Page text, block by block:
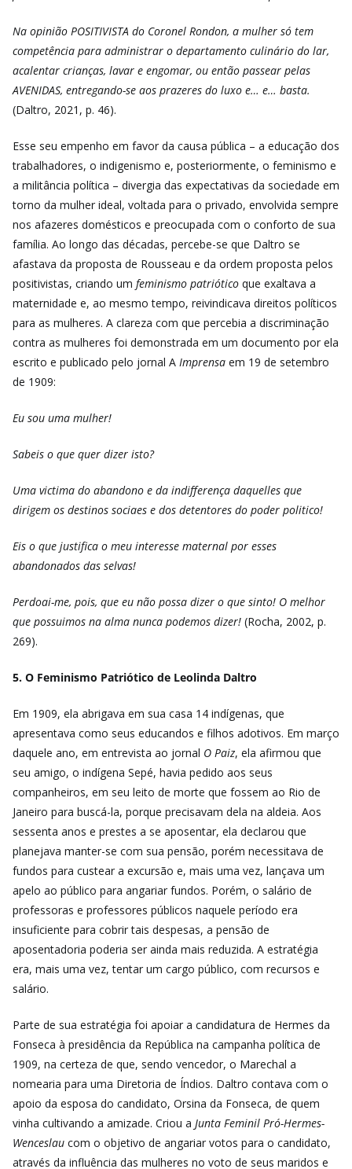
Na opinião POSITIVISTA do Coronel Rondon, a mulher só tem
competência para administrar o departamento culinário do lar,
acalentar crianças, lavar e engomar, ou então passear pelas
AVENIDAS, entregando-se aos prazeres do luxo e… e… basta.
(Daltro, 2021, p. 46).
Esse seu empenho em favor da causa pública – a educação dos
trabalhadores, o indigenismo e, posteriormente, o feminismo e
a militância política – divergia das expectativas da sociedade em
torno da mulher ideal, voltada para o privado, envolvida sempre
nos afazeres domésticos e preocupada com o conforto de sua
família. Ao longo das décadas, percebe-se que Daltro se
afastava da proposta de Rousseau e da ordem proposta pelos
positivistas, criando um feminismo patriótico que exaltava a
maternidade e, ao mesmo tempo, reivindicava direitos políticos
para as mulheres. A clareza com que percebia a discriminação
contra as mulheres foi demonstrada em um documento por ela
escrito e publicado pelo jornal A Imprensa em 19 de setembro
de 1909:
Eu sou uma mulher!
Sabeis o que quer dizer isto?
Uma victima do abandono e da indifferença daquelles que
dirigem os destinos sociaes e dos detentores do poder politico!
Eis o que justifica o meu interesse maternal por esses
abandonados das selvas!
Perdoai-me, pois, que eu não possa dizer o que sinto! O melhor
que possuimos na alma nunca podemos dizer! (Rocha, 2002, p.
269).
5. O Feminismo Patriótico de Leolinda Daltro
Em 1909, ela abrigava em sua casa 14 indígenas, que
apresentava como seus educandos e filhos adotivos. Em março
daquele ano, em entrevista ao jornal O Paiz, ela afirmou que
seu amigo, o indígena Sepé, havia pedido aos seus
companheiros, em seu leito de morte que fossem ao Rio de
Janeiro para buscá-la, porque precisavam dela na aldeia. Aos
sessenta anos e prestes a se aposentar, ela declarou que
planejava manter-se com sua pensão, porém necessitava de
fundos para custear a excursão e, mais uma vez, lançava um
apelo ao público para angariar fundos. Porém, o salário de
professoras e professores públicos naquele período era
insuficiente para cobrir tais despesas, a pensão de
aposentadoria poderia ser ainda mais reduzida. A estratégia
era, mais uma vez, tentar um cargo público, com recursos e
salário.
Parte de sua estratégia foi apoiar a candidatura de Hermes da
Fonseca à presidência da República na campanha política de
1909, na certeza de que, sendo vencedor, o Marechal a
nomearia para uma Diretoria de Índios. Daltro contava com o
apoio da esposa do candidato, Orsina da Fonseca, de quem
vinha cultivando a amizade. Criou a Junta Feminil Pró-Hermes-
Wenceslau com o objetivo de angariar votos para o candidato,
através da influência das mulheres no voto de seus maridos e